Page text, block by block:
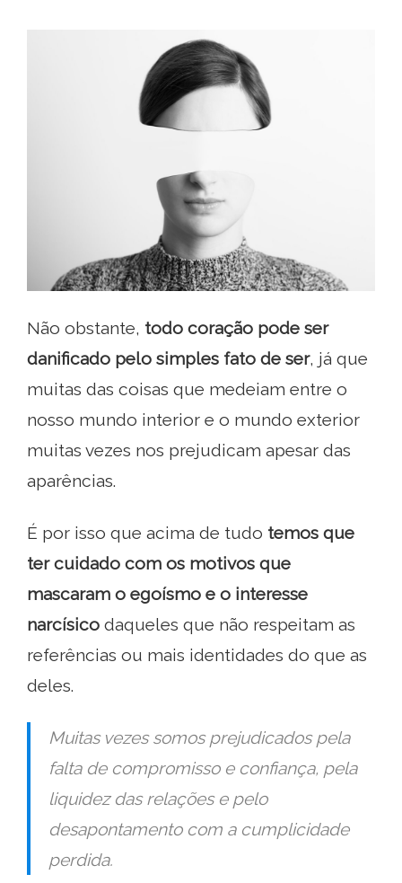
Não obstante, todo coração pode ser
danificado pelo simples fato de ser, já que
muitas das coisas que medeiam entre o
nosso mundo interior e o mundo exterior
muitas vezes nos prejudicam apesar das
aparências.
É por isso que acima de tudo temos que
ter cuidado com os motivos que
mascaram o egoísmo e o interesse
narcísico daqueles que não respeitam as
referências ou mais identidades do que as
deles.
Muitas vezes somos prejudicados pela
falta de compromisso e confiança, pela
liquidez das relações e pelo
desapontamento com a cumplicidade
perdida.